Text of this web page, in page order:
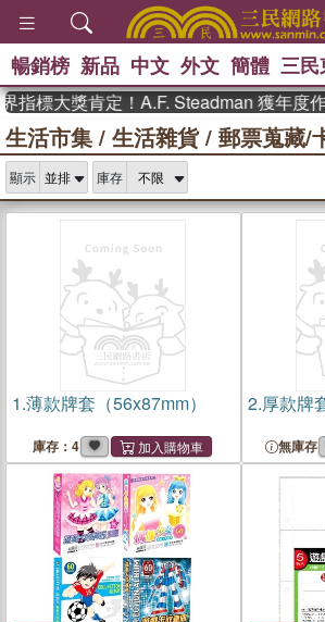
熱搜： 東野圭吾
、 The Odyssey
獎 臺灣漫遊錄
暢銷榜 新品 中文 外文 簡體 三
標大獎肯定！A.F. Steadman 獲年度
生活市集 / 生活雜貨/ 郵票蒐藏/
顯示 庫存
1.薄款牌套（56x87mm）
庫存：4
2.厚款牌
無庫存